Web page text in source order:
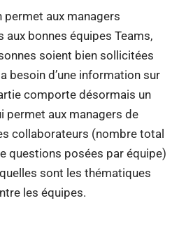
aux managers
aux bonnes équipes Teams,
soient bien sollicitées
besoin d’une information sur
comporte désormais un
permet aux managers de
collaborateurs (nombre total
questions posées par équipe)
sont les thématiques
les équipes.